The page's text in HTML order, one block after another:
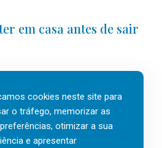
em casa antes de sair
também as férias, os fins-de-
que a casa fica mais
Global Outlook 2026
cookies neste site para
o tráfego, memorizar as
otimizar a sua
e apresentar